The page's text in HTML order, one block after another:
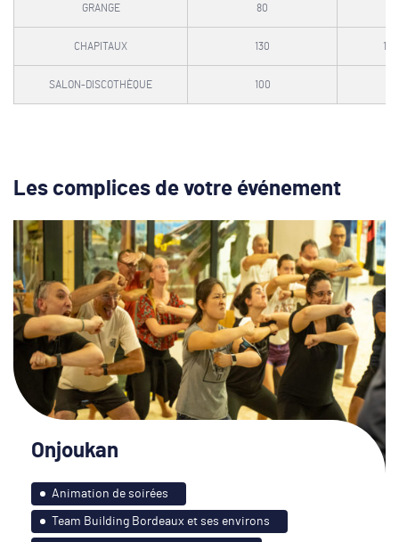
GRANGE 80
CHAPITAUX 130 100
SALON-DISCOTHÈQUE 100
Les complices de votre événement
Onjoukan
Animation de soirées
Team Building Bordeaux et ses environs